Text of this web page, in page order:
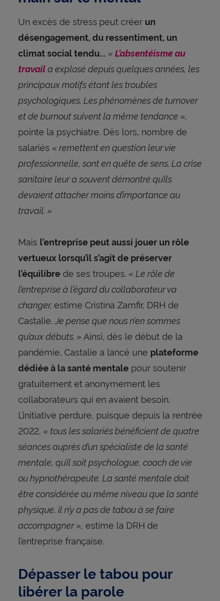
Un excès de stress peut créer un
désengagement, du ressentiment, un
climat social tendu... «L’absentéisme au
travail a explosé depuis quelques années, les
principaux motifs étant les troubles
psychologiques. Les phénomènes de turnover
et de burnout suivent la même tendance »,
pointe la psychiatre. Dès lors, nombre de
salariés « remettent en question leur vie
professionnelle, sont en quête de sens. La crise
sanitaire leur a souvent démontré qu’ils
devaient attacher moins d’importance au
travail. »
Mais l’entreprise peut aussi jouer un rôle
vertueux lorsqu’il s’agit de préserver
l’équilibrede ses troupes. « Le rôle de
l’entreprise à l’égard du collaborateur va
changer, estime Cristina Zamfir, DRH de
Castalie.Je pense que nous n’en sommes
qu’aux débuts. » Ainsi, dès le début de la
pandémie, Castalie a lancé une plateforme
dédiée à la santé mentalepour soutenir
gratuitement et anonymement les
collaborateurs qui en avaient besoin.
L’initiative perdure, puisque depuis la rentrée
2022, « tous les salariés bénéficient de quatre
séances auprès d’un spécialiste de la santé
mentale, qu’il soit psychologue, coach de vie
ou hypnothérapeute. La santé mentale doit
être considérée au même niveau que la santé
physique, il n’y a pas de tabou à se faire
accompagner », estime la DRH de
l’entreprise française.
Dépasser le tabou pour
libérer la parole